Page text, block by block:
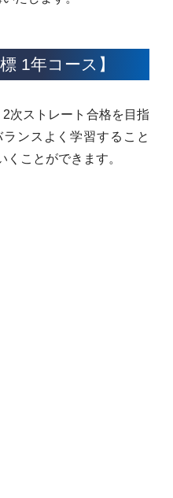
1年コース】
次ストレート合格を目指
ンスよく学習すること
ことができます。